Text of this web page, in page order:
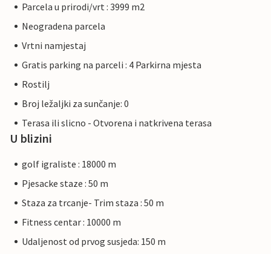
Parcela u prirodi/vrt : 3999 m2
Neogradena parcela
Vrtni namjestaj
Gratis parking na parceli : 4 Parkirna mjesta
Rostilj
Broj ležaljki za sunčanje: 0
Terasa ili slicno - Otvorena i natkrivena terasa
U blizini
golf igraliste : 18000 m
Pjesacke staze : 50 m
Staza za trcanje- Trim staza : 50 m
Fitness centar : 10000 m
Udaljenost od prvog susjeda: 150 m